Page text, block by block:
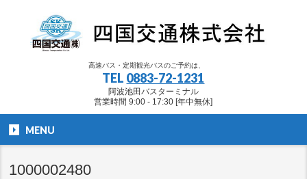
高速バス・定期観光バスのご予約は、
TEL 0883-72-1231
阿波池田バスターミナル
営業時間 9:00 - 17:30 [年中無休]
MENU
1000002480